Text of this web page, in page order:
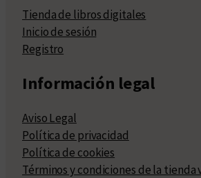
Tienda de libros digitales
Inicio de sesión
Registro
Información legal
Aviso Legal
Política de privacidad
Política de cookies
Términos y condiciones de la tienda